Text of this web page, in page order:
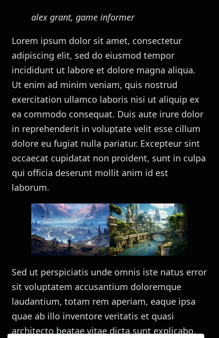
alex grant, game informer
Lorem ipsum dolor sit amet, consectetur
adipiscing elit, sed do eiusmod tempor
incididunt ut labore et dolore magna aliqua.
Ut enim ad minim veniam, quis nostrud
exercitation ullamco laboris nisi ut aliquip ex
ea commodo consequat. Duis aute irure dolor
in reprehenderit in voluptate velit esse cillum
dolore eu fugiat nulla pariatur. Excepteur sint
occaecat cupidatat non proident, sunt in culpa
qui officia deserunt mollit anim id est
laborum.
Sed ut perspiciatis unde omnis iste natus error
sit voluptatem accusantium doloremque
laudantium, totam rem aperiam, eaque ipsa
quae ab illo inventore veritatis et quasi
architecto beatae vitae dicta sunt explicabo.